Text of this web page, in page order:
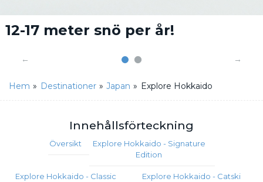
12-17 meter snö per år!
Hem » Destinationer » Japan » Explore Hokkaido
Innehållsförteckning
Översikt
Explore Hokkaido - Signature
Edition
Explore Hokkaido - Classic
Explore Hokkaido - Catski